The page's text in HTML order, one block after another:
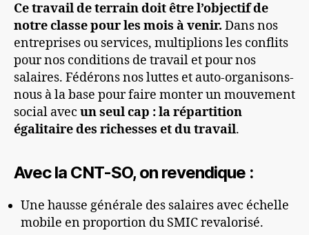
Ce travail de terrain doit être l’objectif de
notre classe pour les mois à venir. Dans nos
entreprises ou services, multiplions les conflits
pour nos conditions de travail et pour nos
salaires. Fédérons nos luttes et auto-organisons-
nous à la base pour faire monter un mouvement
social avec un seul cap : la répartition
égalitaire des richesses et du travail.
Avec la CNT-SO, on revendique :
Une hausse générale des salaires avec échelle
mobile en proportion du SMIC revalorisé.